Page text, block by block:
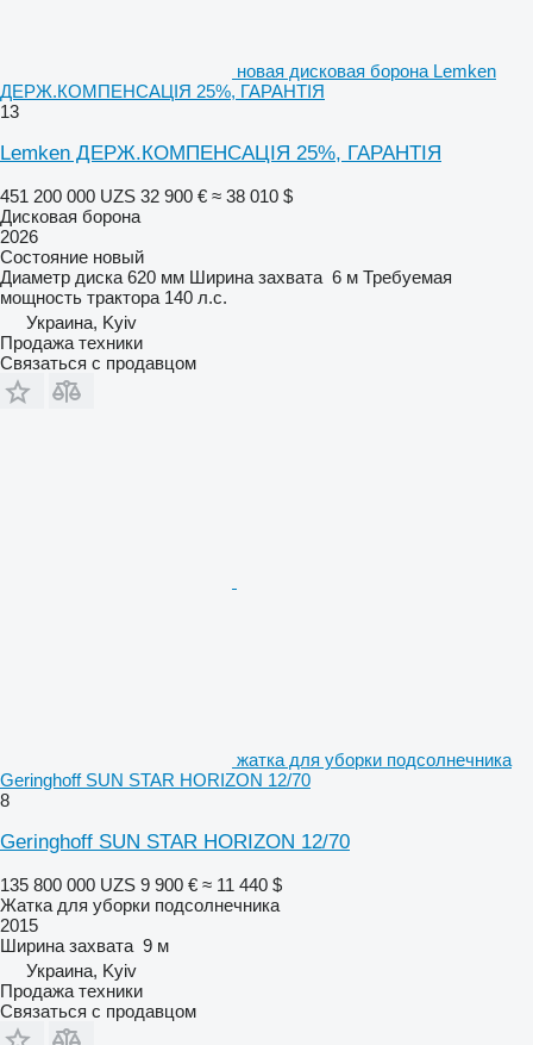
новая дисковая борона Lemken
ДЕРЖ.КОМПЕНСАЦІЯ 25%, ГАРАНТІЯ
13
Lemken ДЕРЖ.КОМПЕНСАЦІЯ 25%, ГАРАНТІЯ
451 200 000 UZS 32 900 € ≈ 38 010 $
Дисковая борона
2026
Состояние новый
Диаметр диска 620 мм Ширина захвата 6 м Требуемая
мощность трактора 140 л.с.
Украина, Kyiv
Продажа техники
Связаться с продавцом
жатка для уборки подсолнечника
Geringhoff SUN STAR HORIZON 12/70
8
Geringhoff SUN STAR HORIZON 12/70
135 800 000 UZS 9 900 € ≈ 11 440 $
Жатка для уборки подсолнечника
2015
Ширина захвата 9 м
Украина, Kyiv
Продажа техники
Связаться с продавцом